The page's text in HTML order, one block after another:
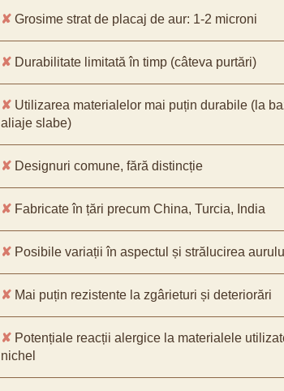
✘ Grosime strat de placaj de aur: 1-2 microni
✘ Durabilitate limitată în timp (câteva purtări)
✘ Utilizarea materialelor mai puțin durabile (la
aliaje slabe)
✘ Designuri comune, fără distincție
✘ Fabricate în țări precum China, Turcia, India
✘ Posibile variații în aspectul și strălucirea
✘ Mai puțin rezistente la zgârieturi și deteriorări
✘ Potențiale reacții alergice la materialele
nichel